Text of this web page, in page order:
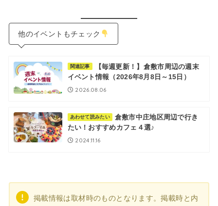
他のイベントもチェック
関連記事
【毎週更新！】倉敷市周辺の週末
イベント情報（2026年8月8日～15日）
2026.08.06
あわせて読みたい
倉敷市中庄地区周辺で行き
たい！おすすめカフェ４選♪
2024.11.16
掲載情報は取材時のものとなります。掲載時と内